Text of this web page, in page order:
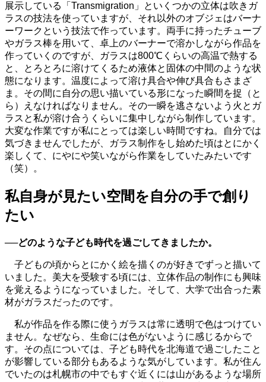
展示している「Transmigration」といくつかの立体は吹きガ
ラスの技法を使っていますが、それ以外のオブジェはバーナ
ーワークという技法で作っています。両手に持ったチューブ
やガラス棒を用いて、卓上のバーナーで溶かしながら作品を
作っていくのですが、ガラスは800℃くらいの高温で熱する
と、とろとろに溶けてくるため液体と固体の中間のような状
態になります。温度によって溶け具合や伸び具合もさまざ
ま。その間に自分の思い描いている形になった瞬間を捉（と
ら）えなければなりません。その一瞬を逃さないよう火とガ
ラスと私が溶け合うくらいに集中しながら制作しています。
大変な作業ですが私にとっては楽しい時間ですね。自分では
気づきませんでしたが、ガラス制作をし始めた頃はとにかく
楽しくて、にやにや笑いながら作業をしていたみたいです
（笑）。
私自身が見たい空間を自分の手で創り
たい
──どのような子ども時代を過ごしてきましたか。
子どもの頃からとにかく絵を描くのが好きでずっと描いて
いました。美大を受験する頃には、立体作品の制作にも興味
を覚えるようになっていました。そして、大学で出合った素
材がガラスだったのです。
私が作品を作る際に使うガラスは常に透明で色はつけてい
ません。なぜなら、生命には色がないように感じるからで
す。その点については、子ども時代を北海道で過ごしたこと
が影響している部分もあるような気がしています。私が住ん
でいたのは札幌市の中でもすぐ近くには山があるような場所